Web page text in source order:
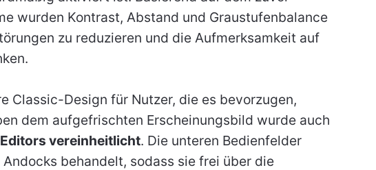
wurden Kontrast, Abstand und Graustufenbalance
zu reduzieren und die Aufmerksamkeit auf
Classic-Design für Nutzer, die es bevorzugen,
dem aufgefrischten Erscheinungsbild wurde auch
vereinheitlicht. Die unteren Bedienfelder
behandelt, sodass sie frei über die